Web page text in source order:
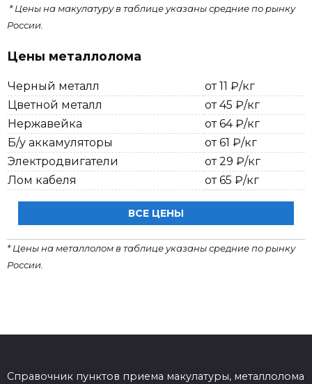
* Цены на макулатуру в таблице указаны средние по рынку
России.
Цены металлолома
Черный металл
от 11 ₽/кг
Цветной металл
от 45 ₽/кг
Нержавейка
от 64 ₽/кг
Б/у аккамуляторы
от 61 ₽/кг
Электродвигатели
от 29 ₽/кг
Лом кабеля
от 65 ₽/кг
ВСЕ ЦЕНЫ
* Цены на металлолом в таблице указаны средние по рынку
России.
Справочник пунктов приема макулатуры, металлолома